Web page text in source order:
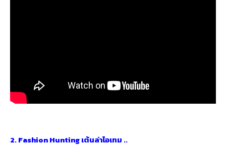
2. Fashion Hunting เต้นล่าไอเทม ..